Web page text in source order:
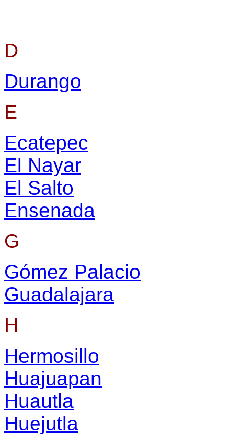
D
Durango
E
Ecatepec
El Nayar
El Salto
Ensenada
G
Gómez Palacio
Guadalajara
H
Hermosillo
Huajuapan
Huautla
Huejutla